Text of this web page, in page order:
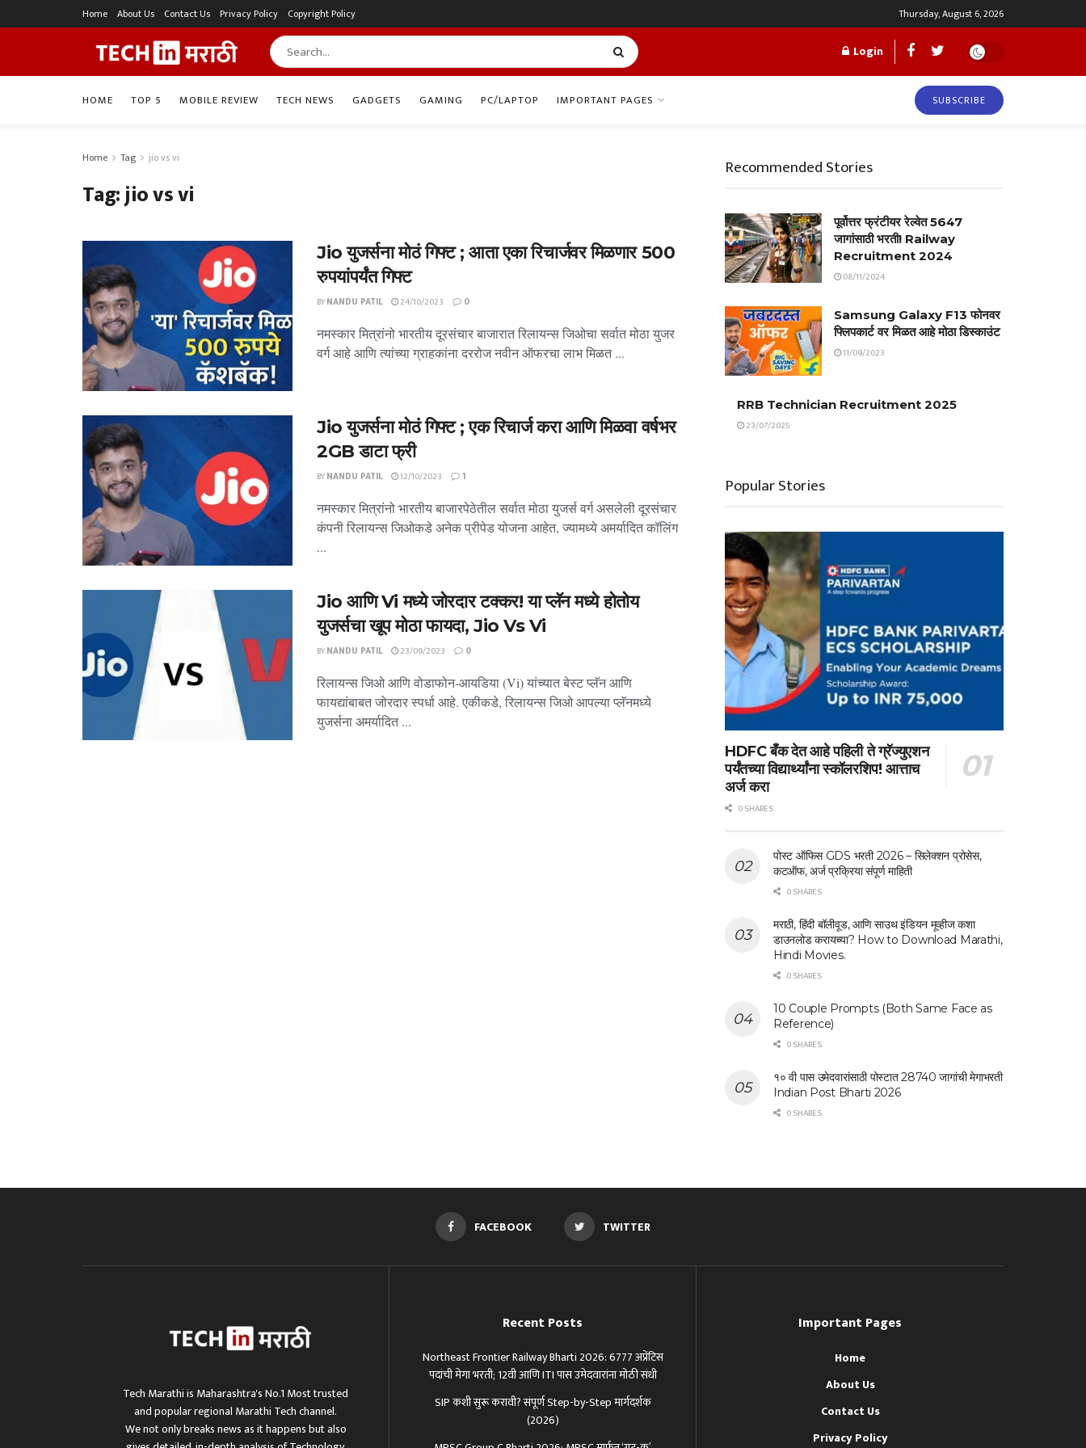
Home About Us Contact Us Privacy Policy Copyright Policy Thursday, August 6, 2026
Login
HOME TOP 5 MOBILE REVIEW TECH NEWS GADGETS GAMING PC/LAPTOP IMPORTANT PAGES SUBSCRIBE
Home Tag jio vs vi
Tag:jio vs vi
Jio युजर्सना मोठं गिफ्ट ; आता एका रिचार्जवर मिळणार 500
रुपयांपर्यंत गिफ्ट
BYNANDU PATIL 24/10/2023 0
नमस्कार मित्रांनो भारतीय दूरसंचार बाजारात रिलायन्स जिओचा सर्वात मोठा युजर
वर्ग आहे आणि त्यांच्या ग्राहकांना दररोज नवीन ऑफरचा लाभ मिळत ...
Jio युजर्सना मोठं गिफ्ट ; एक रिचार्ज करा आणि मिळवा वर्षभर
2GB डाटा फ्री
BYNANDU PATIL 12/10/2023 1
नमस्कार मित्रांनो भारतीय बाजारपेठेतील सर्वात मोठा युजर्स वर्ग असलेली दूरसंचार
कंपनी रिलायन्स जिओकडे अनेक प्रीपेड योजना आहेत, ज्यामध्ये अमर्यादित कॉलिंग
...
Jio आणि Vi मध्ये जोरदार टक्कर! या प्लॅन मध्ये होतोय
युजर्सचा खूप मोठा फायदा, Jio Vs Vi
BYNANDU PATIL 23/09/2023 0
रिलायन्स जिओ आणि वोडाफोन-आयडिया (Vi) यांच्यात बेस्ट प्लॅन आणि
फायद्यांबाबत जोरदार स्पर्धा आहे. एकीकडे, रिलायन्स जिओ आपल्या प्लॅनमध्ये
युजर्सना अमर्यादित ...
Recommended Stories
पूर्वोत्तर फ्रंटीयर रेल्वेत 5647
जागांसाठी भरती! Railway
Recruitment 2024
08/11/2024
Samsung Galaxy F13 फोनवर
फ्लिपकार्ट वर मिळत आहे मोठा डिस्काउंट
11/09/2023
RRB Technician Recruitment 2025
23/07/2025
Popular Stories
HDFC बँक देत आहे पहिली ते ग्रॅज्युएशन
पर्यंतच्या विद्यार्थ्यांना स्कॉलरशिप! आत्ताच
अर्ज करा
0 SHARES
पोस्ट ऑफिस GDS भरती 2026 – सिलेक्शन प्रोसेस,
कटऑफ, अर्ज प्रक्रिया संपूर्ण माहिती
0 SHARES
मराठी, हिंदी बॉलीवूड, आणि साउथ इंडियन मूव्हीज कशा
डाउनलोड करायच्या? How to Download Marathi,
Hindi Movies.
0 SHARES
10 Couple Prompts (Both Same Face as
Reference)
0 SHARES
१० वी पास उमेदवारांसाठी पोस्टात 28740 जागांची मेगाभरती
Indian Post Bharti 2026
0 SHARES
FACEBOOK TWITTER
Tech Marathi is Maharashtra's No.1 Most trusted
and popular regional Marathi Tech channel.
We not only breaks news as it happens but also
Recent Posts
Northeast Frontier Railway Bharti 2026: 6777 अप्रेंटिस
पदांची मेगा भरती; 12वी आणि ITI पास उमेदवारांना मोठी संधी
SIP कशी सुरू करावी? संपूर्ण Step-by-Step मार्गदर्शक
(2026)
Important Pages
Home
About Us
Contact Us
Privacy Policy